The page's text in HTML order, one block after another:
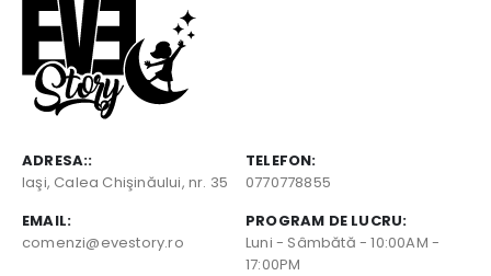
ADRESA::
Iaşi, Calea Chişinăului, nr. 35
TELEFON:
0770778855
EMAIL:
comenzi@evestory.ro
PROGRAM DE LUCRU:
Luni - Sâmbătă - 10:00AM -
17:00PM